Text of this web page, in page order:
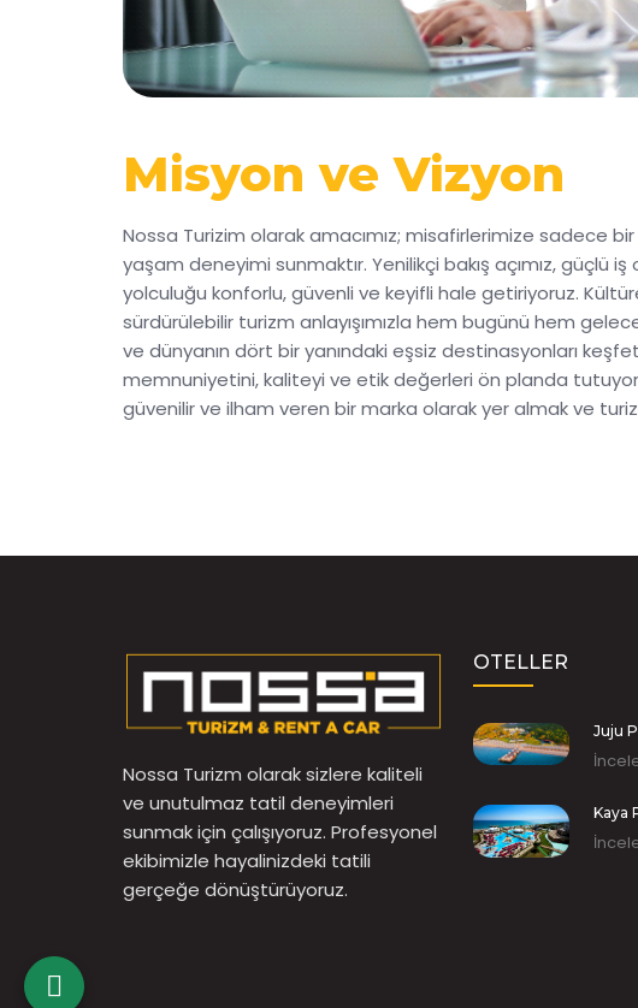
Misyon ve Vizyon
Nossa Turizim olarak amacımız; misafirlerimize sadece
yaşam deneyimi sunmaktır. Yenilikçi bakış açımız, güçlü
yolculuğu konforlu, güvenli ve keyifli hale getiriyoruz.
sürdürülebilir turizm anlayışımızla hem bugünü hem
ve dünyanın dört bir yanındaki eşsiz destinasyonları
memnuniyetini, kaliteyi ve etik değerleri ön planda
güvenilir ve ilham veren bir marka olarak yer almak ve
Nossa Turizm olarak sizlere kaliteli
ve unutulmaz tatil deneyimleri
sunmak için çalışıyoruz. Profesyonel
ekibimizle hayalinizdeki tatili
gerçeğe dönüştürüyoruz.
OTELLER
Juju
Kaya